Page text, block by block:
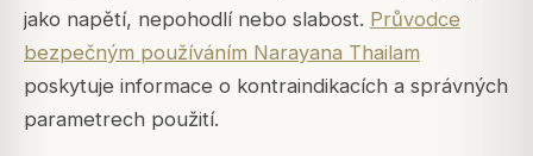
jako napětí, nepohodlí nebo slabost. Průvodce
bezpečným používáním Narayana Thailam
poskytuje informace o kontraindikacích a správných
parametrech použití.